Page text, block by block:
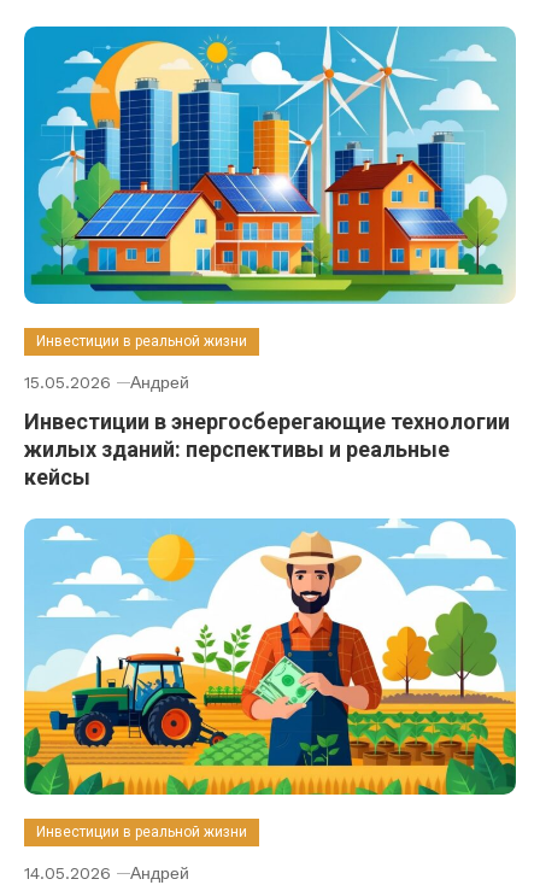
Инвестиции в реальной жизни
15.05.2026 Андрей
Инвестиции в энергосберегающие технологии
жилых зданий: перспективы и реальные
кейсы
Инвестиции в реальной жизни
14.05.2026 Андрей